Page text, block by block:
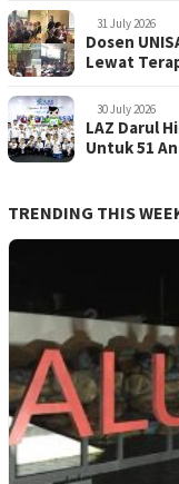
31 July 2026
Dosen
Lewat
30 July 2026
LAZ Darul
Untuk 51
TRENDING THIS